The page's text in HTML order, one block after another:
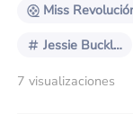
Miss
Jessie Buckley
7 visualizaciones